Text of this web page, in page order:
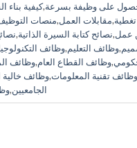
على وظيفة بسرعة,كيفية بناء
تغطية,مقابلات العمل,منصات
عمل,نصائح كتابة السيرة الذاتية,
,وظائف التعليم,وظائف
,وظائف القطاع العام,وظائف
وظائف تقنية المعلومات,وظائف خالية
الجامعيين,